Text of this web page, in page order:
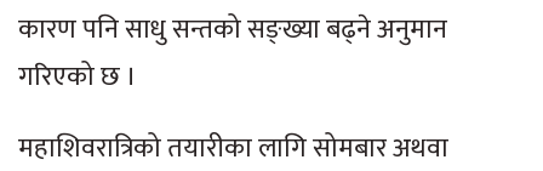
कारण पनि साधु सन्तको सङ्ख्या बढ्ने अनुमान
गरिएको छ ।
महाशिवरात्रिको तयारीका लागि सोमबार अथवा